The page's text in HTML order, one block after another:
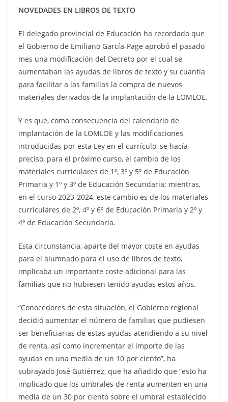
NOVEDADES EN LIBROS DE TEXTO
El delegado provincial de Educación ha recordado que
el Gobierno de Emiliano García-Page aprobó el pasado
mes una modificación del Decreto por el cual se
aumentaban las ayudas de libros de texto y su cuantía
para facilitar a las familias la compra de nuevos
materiales derivados de la implantación de la LOMLOE.
Y es que, como consecuencia del calendario de
implantación de la LOMLOE y las modificaciones
introducidas por esta Ley en el currículo, se hacía
preciso, para el próximo curso, el cambio de los
materiales curriculares de 1º, 3º y 5º de Educación
Primaria y 1º y 3º de Educación Secundaria; mientras,
en el curso 2023-2024, este cambio es de los materiales
curriculares de 2º, 4º y 6º de Educación Primaria y 2º y
4º de Educación Secundaria.
Esta circunstancia, aparte del mayor coste en ayudas
para el alumnado para el uso de libros de texto,
implicaba un importante coste adicional para las
familias que no hubiesen tenido ayudas estos años.
“Conocedores de esta situación, el Gobierno regional
decidió aumentar el número de familias que pudiesen
ser beneficiarias de estas ayudas atendiendo a su nivel
de renta, así como incrementar el importe de las
ayudas en una media de un 10 por ciento”, ha
subrayado José Gutiérrez, que ha añadido que “esto ha
implicado que los umbrales de renta aumenten en una
media de un 30 por ciento sobre el umbral establecido